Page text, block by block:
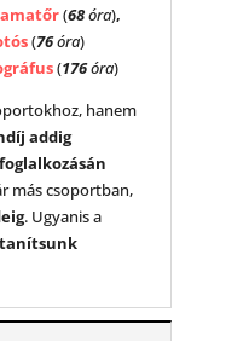
(68óra),
(76óra)
(176óra)
hanem
addig
más csoportban,
. Ugyanis a